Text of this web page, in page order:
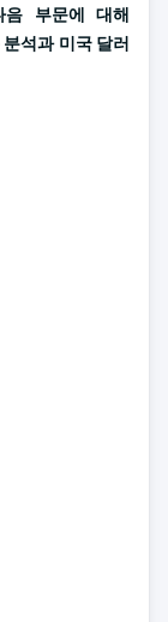
음 부문에 대해
석과 미국 달러